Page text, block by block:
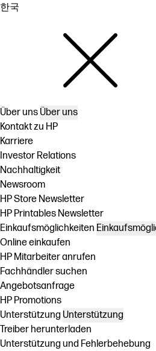
한국
Über uns Über uns
Kontakt zu HP
Karriere
Investor Relations
Nachhaltigkeit
Newsroom
HP Store Newsletter
HP Printables Newsletter
Einkaufsmöglichkeiten
Online einkaufen
HP Mitarbeiter anrufen
Fachhändler suchen
Angebotsanfrage
HP Promotions
Unterstützung Unterstützung
Treiber herunterladen
Unterstützung und Fehlerbehebung